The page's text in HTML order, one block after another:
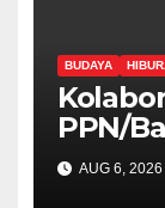
BUDAYA
PPN/
Talen
AUG 6, 2026